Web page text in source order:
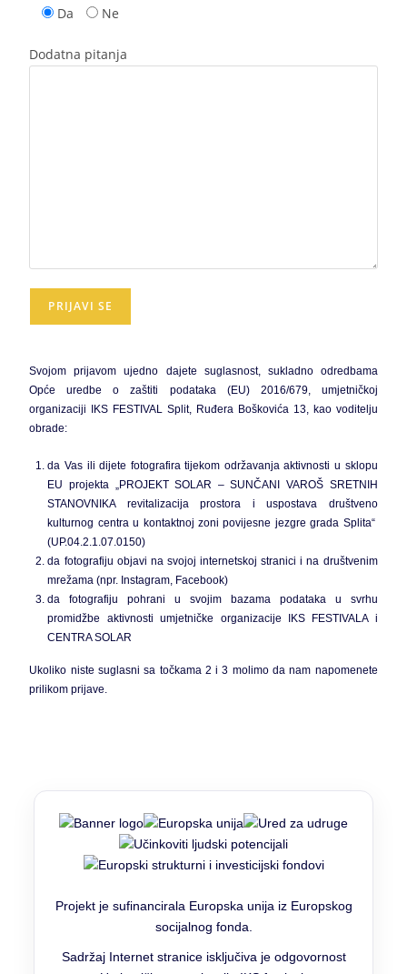
Da
Ne
Dodatna pitanja
Svojom prijavom ujedno dajete suglasnost, sukladno odredbama
Opće uredbe o zaštiti podataka (EU) 2016/679, umjetničkoj
organizaciji IKS FESTIVAL Split, Ruđera Boškovića 13, kao voditelju
obrade:
da Vas ili dijete fotografira tijekom održavanja aktivnosti u sklopu
EU projekta „PROJEKT SOLAR – SUNČANI VAROŠ SRETNIH
STANOVNIKA revitalizacija prostora i uspostava društveno
kulturnog centra u kontaktnoj zoni povijesne jezgre grada Splita“
(UP.04.2.1.07.0150)
da fotografiju objavi na svojoj internetskoj stranici i na društvenim
mrežama (npr. Instagram, Facebook)
da fotografiju pohrani u svojim bazama podataka u svrhu
promidžbe aktivnosti umjetničke organizacije IKS FESTIVALA i
CENTRA SOLAR
Ukoliko niste suglasni sa točkama 2 i 3 molimo da nam napomenete
prilikom prijave.
Projekt je sufinancirala Europska unija iz Europskog
socijalnog fonda.
Sadržaj Internet stranice isključiva je odgovornost